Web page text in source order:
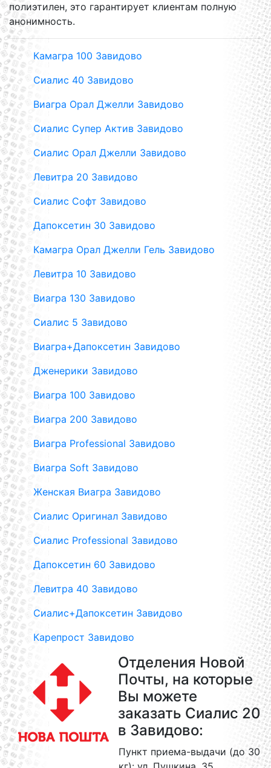
полиэтилен, это гарантирует клиентам полную
анонимность.
Камагра 100 Завидово
Сиалис 40 Завидово
Виагра Орал Джелли Завидово
Сиалис Супер Актив Завидово
Сиалис Орал Джелли Завидово
Левитра 20 Завидово
Сиалис Софт Завидово
Дапоксетин 30 Завидово
Камагра Орал Джелли Гель Завидово
Левитра 10 Завидово
Виагра 130 Завидово
Сиалис 5 Завидово
Виагра+Дапоксетин Завидово
Дженерики Завидово
Виагра 100 Завидово
Виагра 200 Завидово
Виагра Professional Завидово
Виагра Soft Завидово
Женская Виагра Завидово
Сиалис Оригинал Завидово
Сиалис Professional Завидово
Дапоксетин 60 Завидово
Левитра 40 Завидово
Сиалис+Дапоксетин Завидово
Карепрост Завидово
Отделения Новой
Почты, на которые
Вы можете
заказать Сиалис 20
в Завидово:
Пункт приема-выдачи (до 30